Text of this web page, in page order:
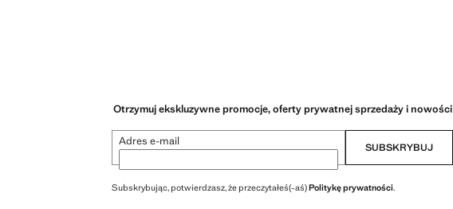
Otrzymuj ekskluzywne promocje, oferty prywatnej sprzedaży i nowości
Adres e-mail SUBSKRYBUJ
Subskrybując, potwierdzasz, że przeczytałeś(-aś)Politykę prywatności.